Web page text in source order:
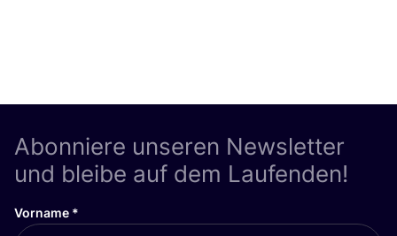
Abonniere unseren Newsletter
und bleibe auf dem Laufenden!
Vorname *